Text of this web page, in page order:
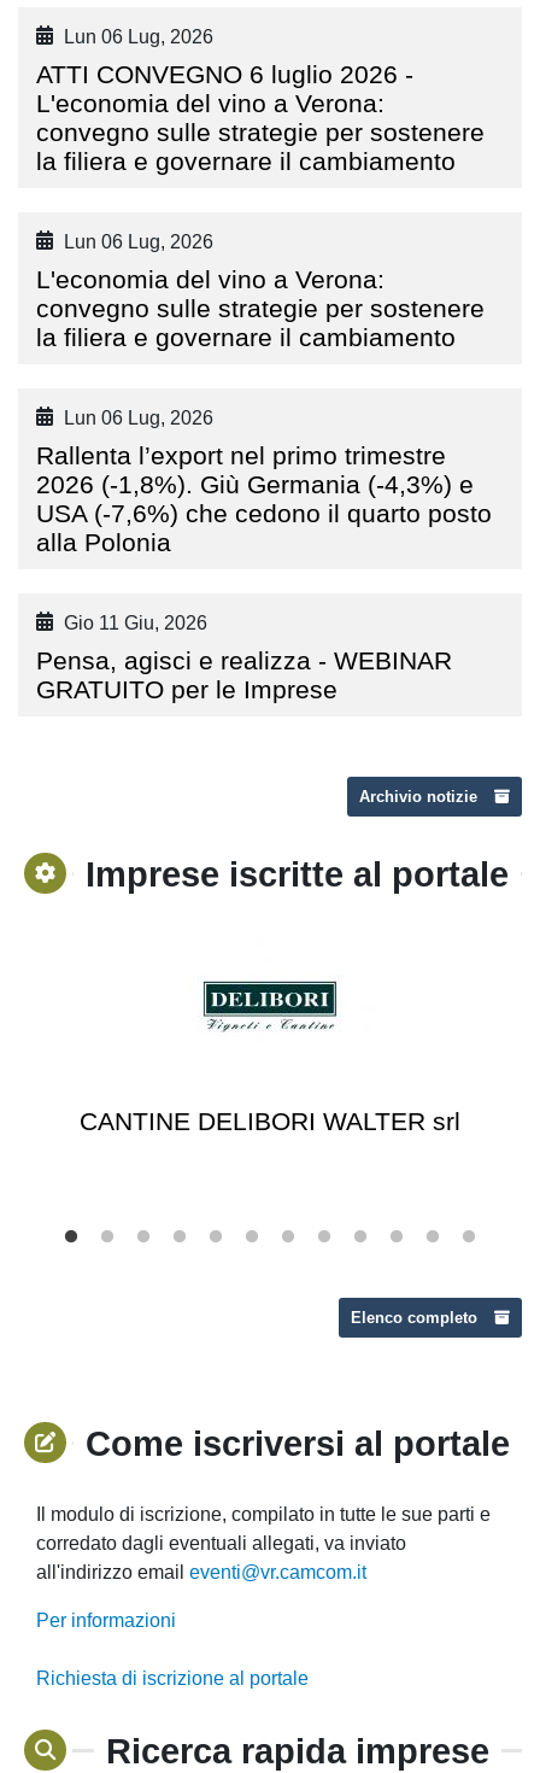
Lun 06 Lug, 2026
ATTI CONVEGNO 6 luglio 2026 -
L'economia del vino a Verona:
convegno sulle strategie per sostenere
la filiera e governare il cambiamento
Lun 06 Lug, 2026
L'economia del vino a Verona:
convegno sulle strategie per sostenere
la filiera e governare il cambiamento
Lun 06 Lug, 2026
Rallenta l’export nel primo trimestre
2026 (-1,8%). Giù Germania (-4,3%) e
USA (-7,6%) che cedono il quarto posto
alla Polonia
Gio 11 Giu, 2026
Pensa, agisci e realizza - WEBINAR
GRATUITO per le Imprese
Archivio notizie
Imprese iscritte al portale
CANTINE DELIBORI WALTER srl
Elenco completo
Come iscriversi al portale
Il modulo di iscrizione, compilato in tutte le sue parti e
corredato dagli eventuali allegati, va inviato
all'indirizzo email eventi@vr.camcom.it
Per informazioni
Richiesta di iscrizione al portale
Ricerca rapida imprese